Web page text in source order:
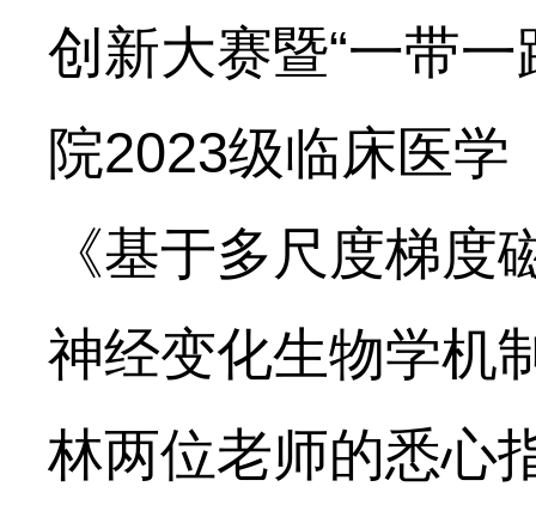
创新大赛暨“一带
院2023级临床医
《基于多尺度梯
神经变化生物学机
林两位老师的悉心